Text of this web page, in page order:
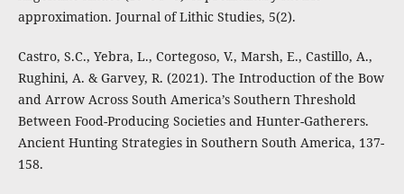
approximation. Journal of Lithic Studies, 5(2).
Castro, S.C., Yebra, L., Cortegoso, V., Marsh, E., Castillo, A.,
Rughini, A. & Garvey, R. (2021). The Introduction of the Bow
and Arrow Across South America’s Southern Threshold
Between Food-Producing Societies and Hunter-Gatherers.
Ancient Hunting Strategies in Southern South America, 137-
158.